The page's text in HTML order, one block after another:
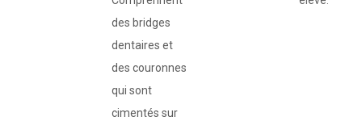
des bridges
dentaires et
des couronnes
qui sont
cimentés sur